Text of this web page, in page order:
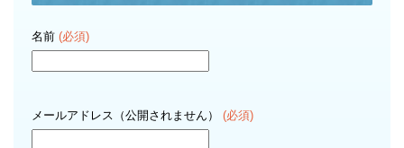
名前 (必須)
メールアドレス（公開されません） (必須)